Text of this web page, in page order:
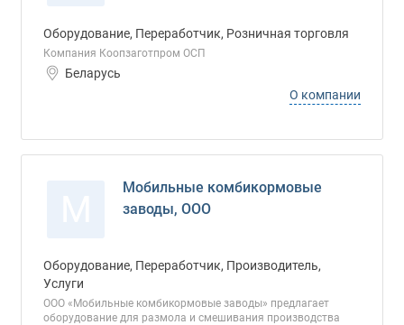
Оборудование, Переработчик, Розничная торговля
Компания Коопзаготпром ОСП
Беларусь
О компании
Мобильные комбикормовые
заводы, ООО
Оборудование, Переработчик, Производитель,
Услуги
ООО «Мобильные комбикормовые заводы» предлагает
оборудование для размола и смешивания производства